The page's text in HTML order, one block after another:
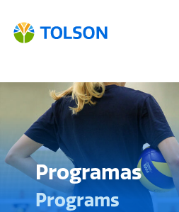
Programas
Programs